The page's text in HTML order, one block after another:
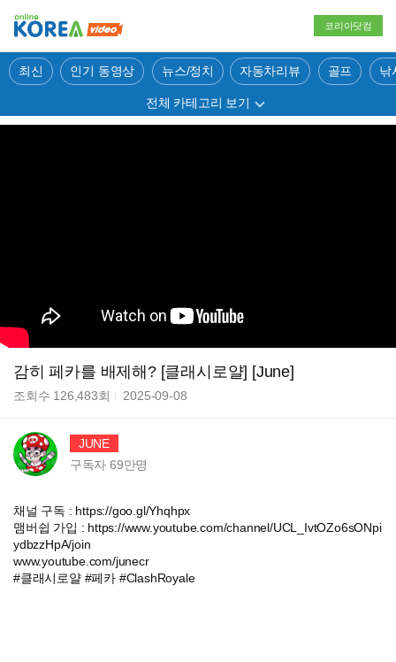
코리아닷컴
최신 인기 동영상 뉴스/정치 자동차리뷰 골프 낚
전체 카테고리 보기
감히 페카를 배제해? [클래시로얄] [June]
조회수 126,483회 2025-09-08
JUNE
구독자69만명
채널 구독 : https://goo.gl/Yhqhpx
맴버쉽 가입 : https://www.youtube.com/channel/UCL_IvtOZo6sONpi
ydbzzHpA/join
www.youtube.com/junecr
#클래시로얄 #페카 #ClashRoyale